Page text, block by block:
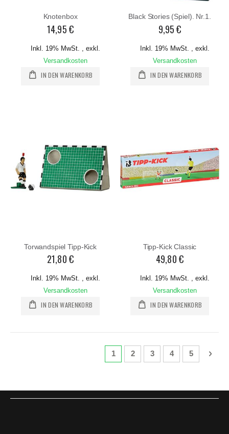
Knotenbox
14,95 €
Inkl. 19% MwSt.
exkl.
Versandkosten
IN DEN WARENKORB
Black Stories (Spiel). Nr.1.
9,95 €
Inkl. 19% MwSt.
exkl.
Versandkosten
IN DEN WARENKORB
Torwandspiel Tipp-Kick
21,80 €
Inkl. 19% MwSt. , exkl.
Versandkosten
IN DEN WARENKORB
Tipp-Kick Classic
49,80 €
Inkl. 19% MwSt. , exkl.
Versandkosten
IN DEN WARENKORB
SeiteSie lesen gerade die Seite
1 Seite
2 Seite
3 Seite
4 Seite
5 Seite